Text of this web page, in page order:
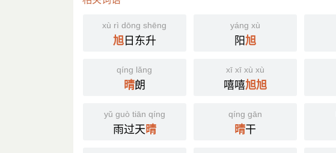
xù rì dōng shēng
旭日东升
yáng xù
阳旭
qíng lǎng
晴朗
xī xī xù xù
嘻嘻旭旭
yǔ guò tiān qíng
雨过天晴
qíng gān
晴干